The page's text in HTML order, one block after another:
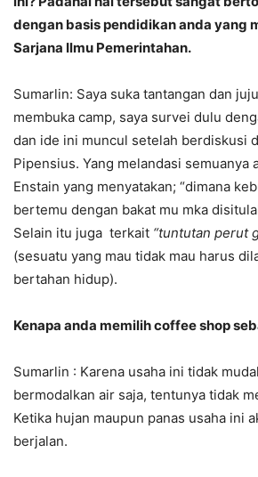
dengan basis pendidikan anda yang
Sarjana Ilmu Pemerintahan.
Sumarlin: Saya suka tantangan dan
membuka camp, saya survei dulu
dan ide ini muncul setelah berdiskusi
Pipensius. Yang melandasi semuanya
Enstain yang menyatakan; “dimana
bertemu dengan bakat mu mka
Selain itu juga terkait “tuntutan perut
(sesuatu yang mau tidak mau harus
bertahan hidup).
Kenapa anda memilih coffee shop
Sumarlin : Karena usaha ini tidak
bermodalkan air saja, tentunya tidak
Ketika hujan maupun panas usaha ini
berjalan.